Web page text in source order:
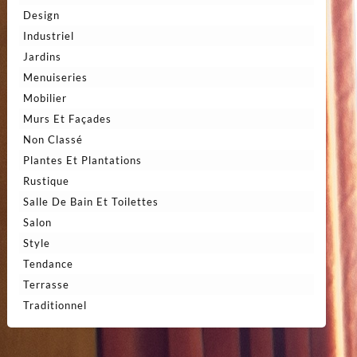
Design
Industriel
Jardins
Menuiseries
Mobilier
Murs Et Façades
Non Classé
Plantes Et Plantations
Rustique
Salle De Bain Et Toilettes
Salon
Style
Tendance
Terrasse
Traditionnel